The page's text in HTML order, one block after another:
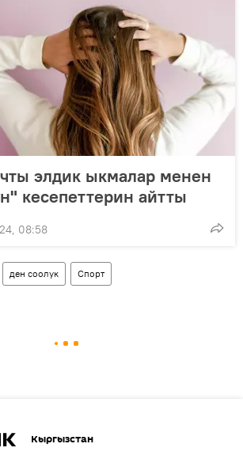
элдик ыкмалар менен
кесепеттерин айтты
08:58
ден соолук Спорт
Кыргызстан